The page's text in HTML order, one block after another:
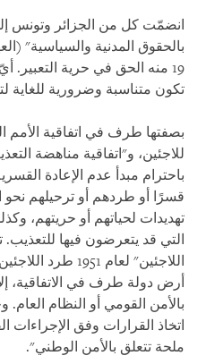
انضمّت كل من الجزائر وتونس
بالحقوق المدنية والسياسية"
19 منه الحق في حرية
تكون متناسبة وضرورية للغاية
بصفتها طرف في اتفاقية الأمم
للاجئين، و"اتفاقية مناهضة
باحترام مبدأ عدم الإعادة
قسرًا أو طردهم أو ترحيلهم نحو
تهديدات لحياتهم أو حريتهم،
التي قد يتعرضون فيها
اللاجئين" لعام
أرض دولة طرف في الاتفاقية،
بالأمن القومي أو النظام
اتخاذ القرارات وفق الإجراءات
ملحة تتعلق بالأمن الوطني".